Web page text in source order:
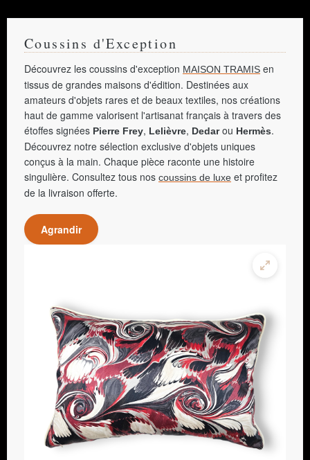
Coussins d'Exception
Découvrez les coussins d'exception MAISON TRAMIS en
tissus de grandes maisons d'édition. Destinées aux
amateurs d'objets rares et de beaux textiles, nos créations
haut de gamme valorisent l'artisanat français à travers des
étoffes signées Pierre Frey, Lelièvre, Dedarou Hermès.
Découvrez notre sélection exclusive d'objets uniques
conçus à la main. Chaque pièce raconte une histoire
singulière. Consultez tous nos coussins de luxe et profitez
de la livraison offerte.
Agrandir